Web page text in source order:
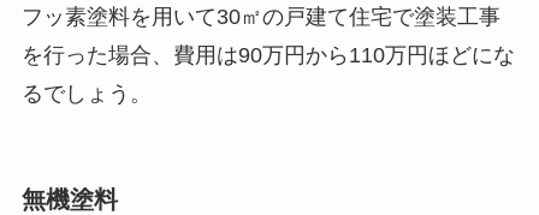
フッ素塗料を用いて30㎡の戸建て住宅で塗装工事
を行った場合、費用は90万円から110万円ほどにな
るでしょう。
無機塗料